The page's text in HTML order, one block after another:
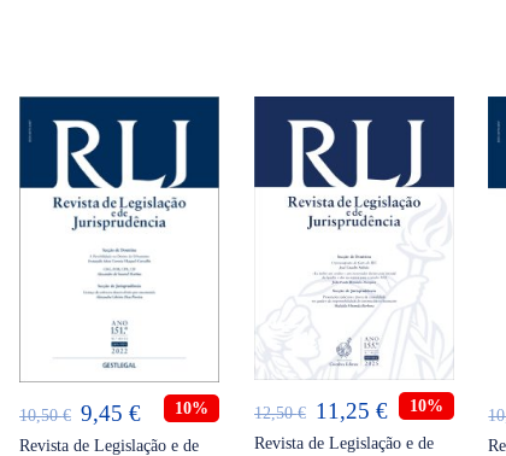
ADICIONAR
10,50€ O
preço
9,45 €O
preço
10%
Revista de Legislação e de
ADICIONAR
12,50€ O
preço
11,25 €O
preço
10%
Revista de Legislação e de